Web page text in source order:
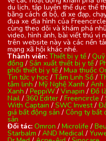
du lịch, tập luyện thể dục thể
bằng cách đi bộ, đi xe đạp,
đua xe địa hình của
cùng theo dõi và khám phá
video, hình ảnh, bài viết thú vị
trên website này và các nền
mạng xã hội khác nhé.
Thành viên: Thiết bị y tế /
đồng / Sản xuất thiết bị y tế /
phối thiết bị y tế / Mua thuốc
Tin tức y học / Tâm Linh Số /
tâm linh/ Mỹ Nghệ Xanh / Anh
Xanh / PeppiW/ Vinapin / Đồ
Nail / 360 Editer / Freencircle /
With Captain / SWC Invest/
giá bất động sản / Công ty bất
sản
Đối tác: Omron / Microlife /
Starbalm / AND Medical /